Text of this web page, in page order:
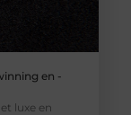
en -
luxe en